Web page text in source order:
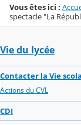
Vous êtes ici :
spectacle "La
Vie du lycée
Contacter la Vie
Actions du CVL
CDI